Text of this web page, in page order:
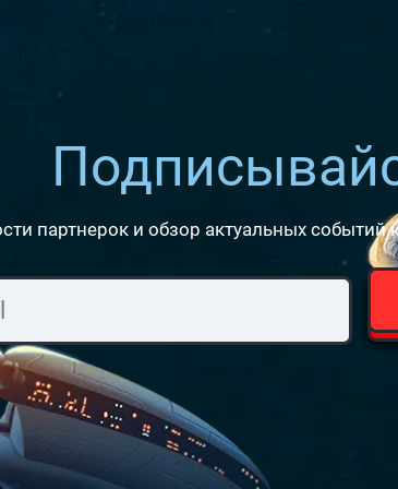
партнерок и обзор актуальных событий